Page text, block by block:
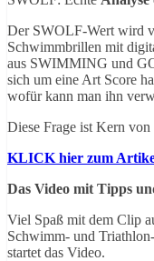
Der SWOLF-Wert wird
Schwimmbrillen mit
aus SWIMMING und
sich um eine Art Score
wofür kann man ihn
Diese Frage ist Kern
KLICK hier zum
Das Video mit Tipps
Viel Spaß mit dem Clip
Schwimm- und
startet das Video.